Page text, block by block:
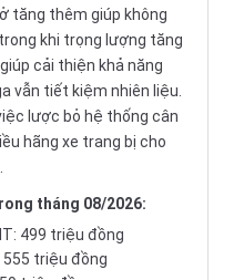
tăng thêm giúp không
khi trọng lượng tăng
cải thiện khả năng
vẫn tiết kiệm nhiên liệu.
lược bỏ hệ thống cân
hãng xe trang bị cho
tháng 08/2026:
499 triệu đồng
555 triệu đồng